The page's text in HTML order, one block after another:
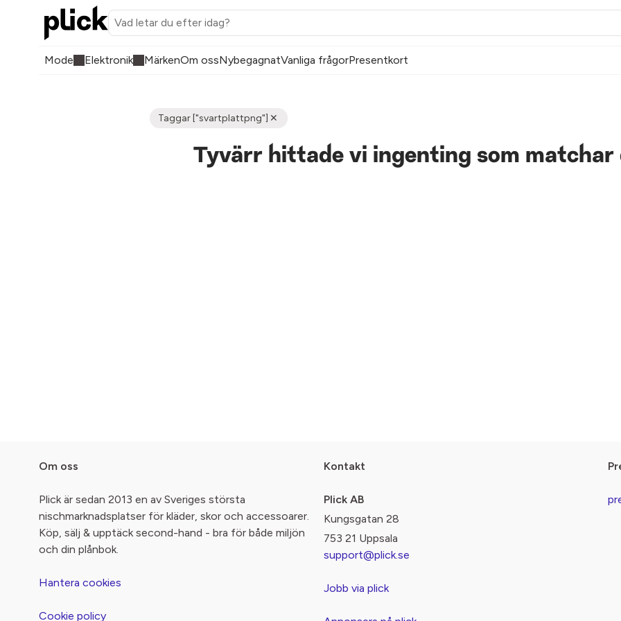
Mode Elektronik MärkenOm ossNybegagnatVanliga frågorPresentkort
Taggar ["svartplattpng"]
Tyvärr hittade vi ingenting som matchar
Om oss
Plick är sedan 2013 en av Sveriges största
nischmarknadsplatser för kläder, skor och accessoarer.
Köp, sälj & upptäck second-hand - bra för både miljön
och din plånbok.
Hantera cookies
Cookie policy
Kontakt
Plick AB
Kungsgatan 28
753 21 Uppsala
support@plick.se
Jobb via plick